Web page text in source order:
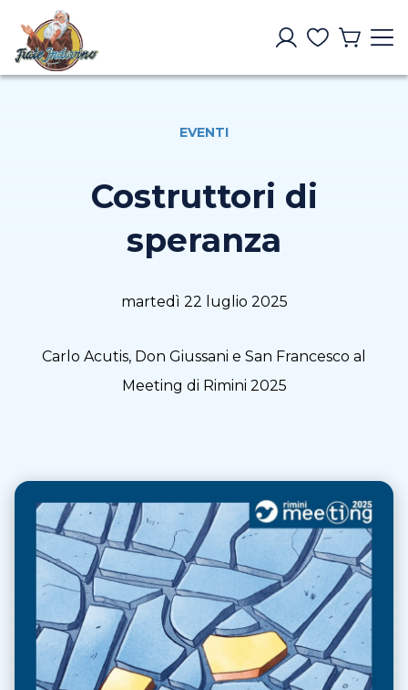
EVENTI
Costruttori di
speranza
martedì 22 luglio 2025
Carlo Acutis, Don Giussani e San Francesco al
Meeting di Rimini 2025